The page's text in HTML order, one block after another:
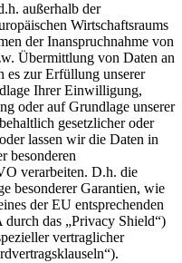
außerhalb der
Wirtschaftsraums
der Inanspruchnahme von
Übermittlung von Daten an
es zur Erfüllung unserer
Ihrer Einwilligung,
oder auf Grundlage unserer
gesetzlicher oder
lassen wir die Daten in
besonderen
verarbeiten. D.h. die
besonderer Garantien, wie
der EU entsprechenden
das „Privacy Shield“)
vertraglicher